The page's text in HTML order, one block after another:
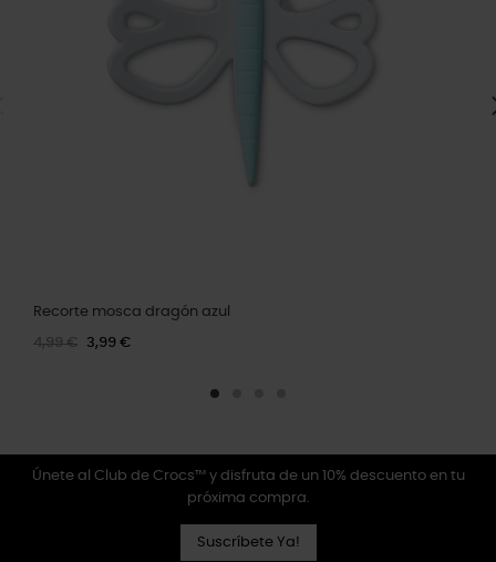
Recorte mosca dragón azul
4,99 € 3,99 €
Únete al Club de Crocs™ y disfruta de un 10% descuento en tu
próxima compra.
Suscríbete Ya!